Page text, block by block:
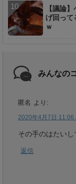
【議論
げ回って
ｗ
みんなの
匿名 より:
2020年4月7日 11:06
その手のはたいし
返信